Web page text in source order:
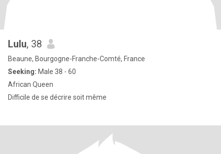
Lulu, 38
Beaune, Bourgogne-Franche-Comté, France
Seeking: Male 38 - 60
African Queen
Difficile de se décrire soit même